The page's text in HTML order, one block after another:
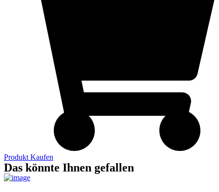
Produkt Kaufen
Das könnte Ihnen gefallen